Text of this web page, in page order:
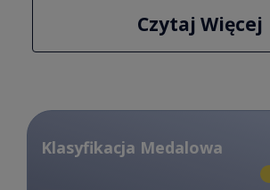
Czytaj Więcej
Klasyfikacja Medalowa